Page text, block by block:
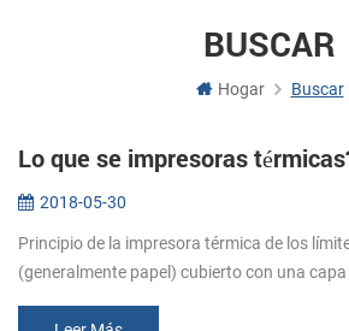
BUSCAR
Hogar Buscar
Lo que se impresoras
2018-05-30
Principio de la impresora térmica de los
(generalmente papel) cubierto con una